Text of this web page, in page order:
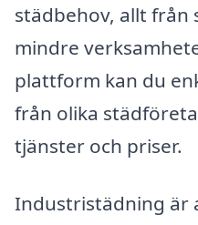
städbehov, allt
mindre
plattform kan du
från olika
tjänster och priser.
Industristädning är